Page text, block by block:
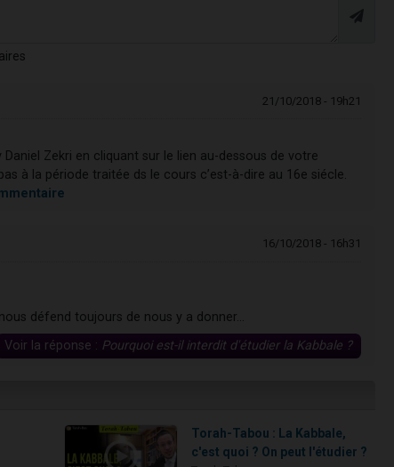
21/10/2018 - 19h21
Zekri en cliquant sur le lien au-dessous de votre
à la période traitée ds le cours c’est-à-dire au 16e siécle.
16/10/2018 - 16h31
défend toujours de nous y a donner...
Voir la réponse : Pourquoi est-il interdit d'étudier la Kabbale ?
Torah-Tabou : La Kabbale,
c'est quoi ? On peut l'étudier ?